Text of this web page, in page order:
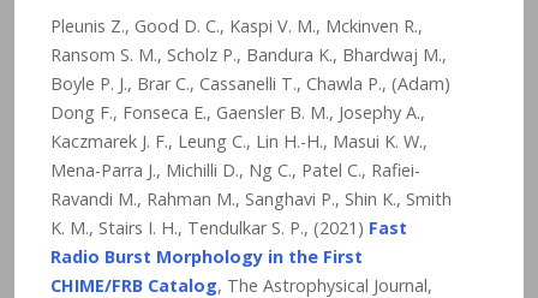
Pleunis Z., Good D. C., Kaspi V. M., Mckinven R.,
Ransom S. M., Scholz P., Bandura K., Bhardwaj M.,
Boyle P. J., Brar C., Cassanelli T., Chawla P., (Adam)
Dong F., Fonseca E., Gaensler B. M., Josephy A.,
Kaczmarek J. F., Leung C., Lin H.-H., Masui K. W.,
Mena-Parra J., Michilli D., Ng C., Patel C., Rafiei-
Ravandi M., Rahman M., Sanghavi P., Shin K., Smith
K. M., Stairs I. H., Tendulkar S. P., (2021) Fast
Radio Burst Morphology in the First
CHIME/FRB Catalog, The Astrophysical Journal,